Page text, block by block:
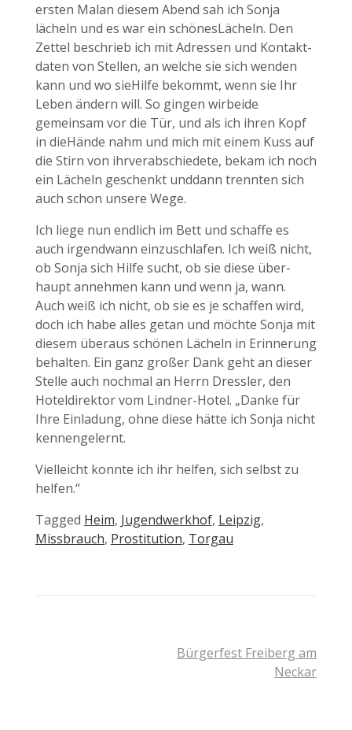
ersten Malan diesem Abend sah ich Sonja
lächeln und es war ein schönesLächeln. Den
Zettel beschrieb ich mit Adressen und Kontakt-
daten von Stellen, an welche sie sich wenden
kann und wo sieHilfe bekommt, wenn sie Ihr
Leben ändern will. So gingen wirbeide
gemeinsam vor die Tür, und als ich ihren Kopf
in dieHände nahm und mich mit einem Kuss auf
die Stirn von ihrverabschiedete, bekam ich noch
ein Lächeln geschenkt unddann trennten sich
auch schon unsere Wege.
Ich liege nun endlich im Bett und schaffe es
auch irgendwann einzuschlafen. Ich weiß nicht,
ob Sonja sich Hilfe sucht, ob sie diese über-
haupt annehmen kann und wenn ja, wann.
Auch weiß ich nicht, ob sie es je schaffen wird,
doch ich habe alles getan und möchte Sonja mit
diesem überaus schönen Lächeln in Erinnerung
behalten. Ein ganz großer Dank geht an dieser
Stelle auch nochmal an Herrn Dressler, den
Hoteldirektor vom Lindner-Hotel. „Danke für
Ihre Einladung, ohne diese hätte ich Sonja nicht
kennengelernt.
Vielleicht konnte ich ihr helfen, sich selbst zu
helfen.“
Tagged Heim, Jugendwerkhof, Leipzig,
Missbrauch, Prostitution, Torgau
Beitragsnavigation
Bürgerfest Freiberg am
Neckar